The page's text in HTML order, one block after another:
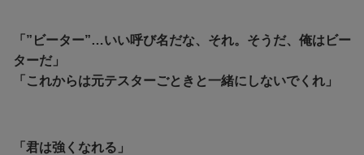
「”ビーター”…いい呼び名だな、それ。そうだ、俺はビー
ターだ」
「これからは元テスターごときと一緒にしないでくれ」
「君は強くなれる」